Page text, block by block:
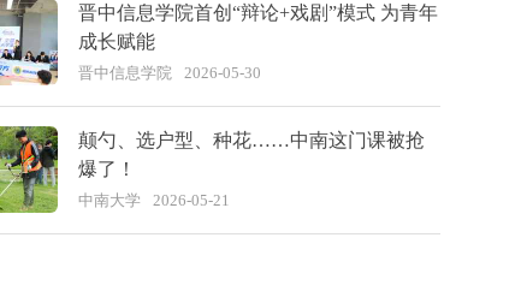
晋中信息学院首创“辩论+戏剧”模式 为青年
成长赋能
晋中信息学院 2026-05-30
颠勺、选户型、种花……中南这门课被抢
爆了！
中南大学 2026-05-21